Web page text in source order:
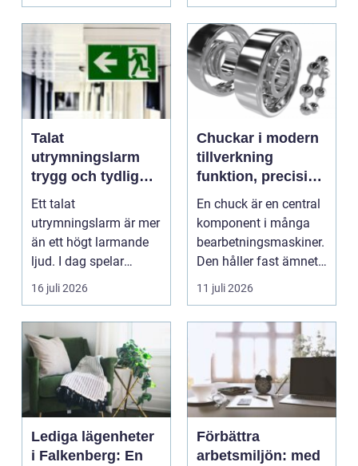
Talat
utrymningslarm
trygg och tydlig
vägledning vid kris
Ett talat
utrymningslarm är mer
än ett högt larmande
ljud. I dag spelar
tydliga
röstmeddelanden en
a...
16 juli 2026
Chuckar i modern
tillverkning
funktion, precision
och smarta val
En chuck är en central
komponent i många
bearbetningsmaskiner.
Den håller fast ämnet
eller verktyget...
11 juli 2026
Lediga lägenheter
i Falkenberg: En
Förbättra
arbetsmiljön: med